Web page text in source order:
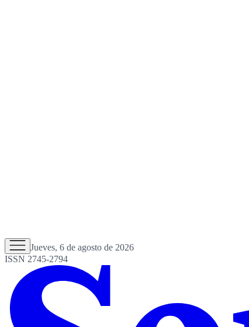
Jueves, 6 de agosto de 2026
ISSN 2745-2794